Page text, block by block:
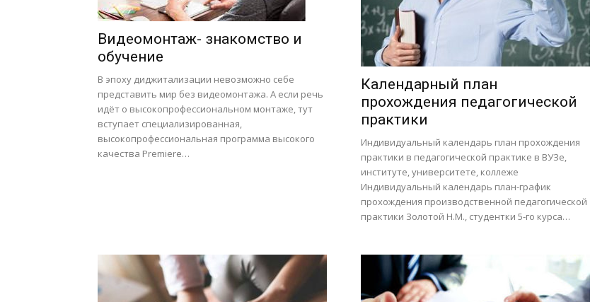
Видеомонтаж- знакомство и
обучение
В эпоху диджитализации невозможно себе
представить мир без видеомонтажа. А если речь
идёт о высокопрофессиональном монтаже, тут
вступает специализированная,
высокопрофессиональная программа высокого
качества Premiere…
Календарный план
прохождения педагогической
практики
Индивидуальный календарь план прохождения
практики в педагогической практике в ВУЗе,
институте, университете, коллеже
Индивидуальный календарь план-график
прохождения производственной педагогической
практики Золотой Н.М., студентки 5-го курса…